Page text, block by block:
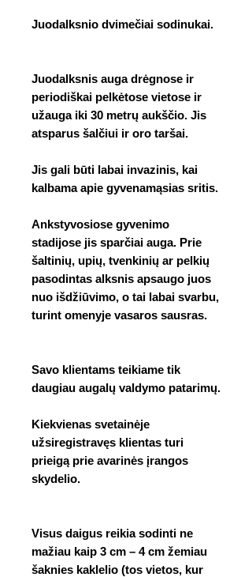
Juodalksnio dvimečiai sodinukai.
Juodalksnis auga drėgnose ir
periodiškai pelkėtose vietose ir
užauga iki 30 metrų aukščio. Jis
atsparus šalčiui ir oro taršai.
Jis gali būti labai invazinis, kai
kalbama apie gyvenamąsias sritis.
Ankstyvosiose gyvenimo
stadijose jis sparčiai auga. Prie
šaltinių, upių, tvenkinių ar pelkių
pasodintas alksnis apsaugo juos
nuo išdžiūvimo, o tai labai svarbu,
turint omenyje vasaros sausras.
Savo klientams teikiame tik
daugiau augalų valdymo patarimų.
Kiekvienas svetainėje
užsiregistravęs klientas turi
prieigą prie avarinės įrangos
skydelio.
Visus daigus reikia sodinti ne
mažiau kaip 3 cm – 4 cm žemiau
šaknies kaklelio (tos vietos, kur